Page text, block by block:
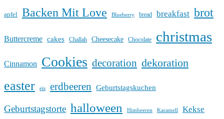
apfel Backen Mit Love Blueberry bread breakfast brot
Buttercreme cakes Challah Cheesecake Chocolate christmas
Cinnamon Cookies decoration dekoration
easter eis erdbeeren Geburtstagskuchen
Geburtstagstorte halloween Himbeeren Karamell Kekse